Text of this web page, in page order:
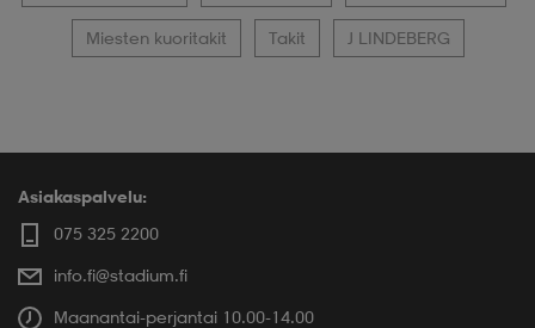
Miesten kuoritakit Takit J LINDEBERG
Asiakaspalvelu:
075 325 2200
info.fi@stadium.fi
Maanantai-perjantai 10.00-14.00